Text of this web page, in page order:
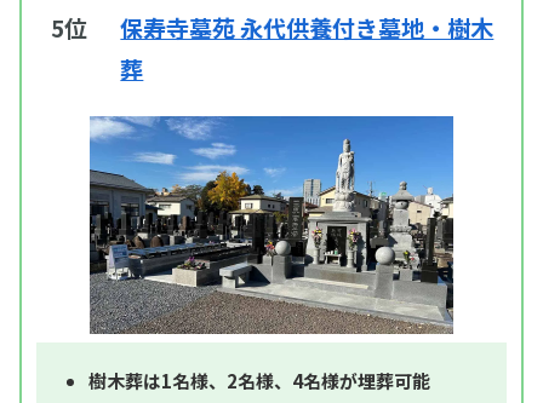
5位
保寿寺墓苑 永代供養付き墓地・樹木
葬
樹木葬は1名様、2名様、4名様が埋葬可能